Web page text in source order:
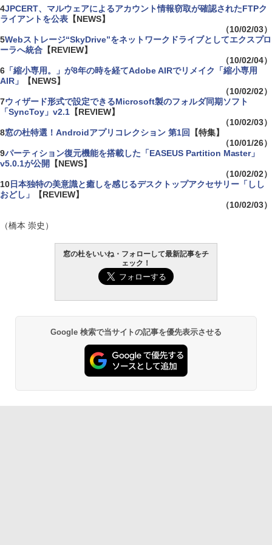
4JPCERT、マルウェアによるアカウント情報窃取が確認されたFTPク
ライアントを公表【NEWS】
（10/02/03）
5Webストレージ“SkyDrive”をネットワークドライブとしてエクスプロ
ーラへ統合【REVIEW】
（10/02/04）
6 「縮小専用。」が8年の時を経てAdobe AIRでリメイク「縮小専用
AIR」
【NEWS】
（10/02/02）
7ウィザード形式で設定できるMicrosoft製のフォルダ同期ソフト
「SyncToy」v2.1【REVIEW】
（10/02/03）
8窓の杜特選！Androidアプリコレクション 第1回
【特集】
（10/01/26）
9パーティション復元機能を搭載した「EASEUS Partition Master」
v5.0.1が公開
【NEWS】
（10/02/02）
10日本独特の美意識と癒しを感じるデスクトップアクセサリー「しし
おどし」
【REVIEW】
（10/02/03）
（橋本 崇史）
窓の杜をいいね・フォローして最新記事をチ
ェック！
Google 検索で当サイトの記事を優先表示させる